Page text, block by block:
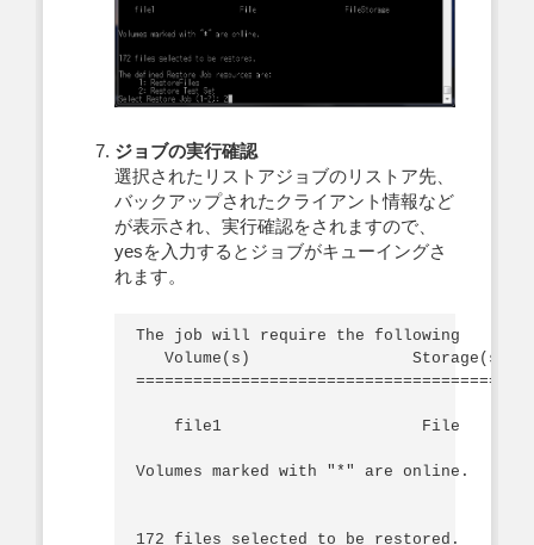
ジョブの実行確認
選択されたリストアジョブのリストア先、
バックアップされたクライアント情報など
が表示され、実行確認をされますので、
yesを入力するとジョブがキューイングさ
れます。
The job will require the following
Volume(s)                 Storage(s)
file1
Volumes marked with "*" are online.
172 files selected to be restored.